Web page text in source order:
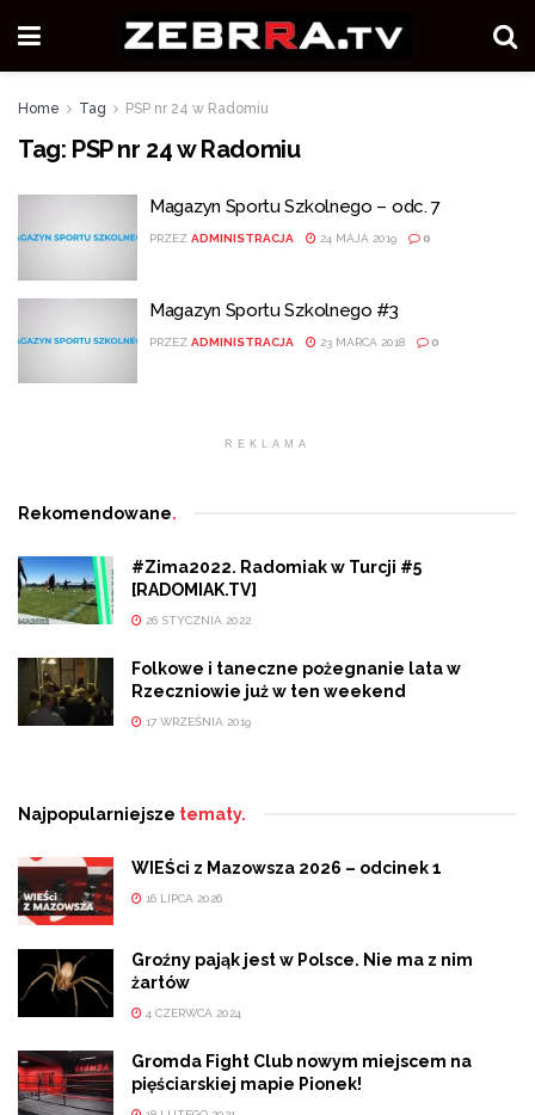
Home Tag PSP nr 24 w Radomiu
Tag: PSP nr 24 w Radomiu
Magazyn Sportu Szkolnego – odc. 7
PRZEZ ADMINISTRACJA 24 MAJA 2019 0
Magazyn Sportu Szkolnego #3
PRZEZ ADMINISTRACJA 23 MARCA 2018 0
REKLAMA
Rekomendowane.
#Zima2022. Radomiak w Turcji #5
[RADOMIAK.TV]
26 STYCZNIA 2022
Folkowe i taneczne pożegnanie lata w
Rzeczniowie już w ten weekend
17 WRZEŚNIA 2019
Najpopularniejsze tematy.
WIEŚci z Mazowsza 2026 – odcinek 1
16 LIPCA 2026
Groźny pająk jest w Polsce. Nie ma z nim
żartów
4 CZERWCA 2024
Gromda Fight Club nowym miejscem na
pięściarskiej mapie Pionek!